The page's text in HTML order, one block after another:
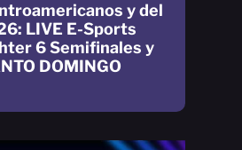
y del
LIVE E-Sports
6 Semifinales y
DOMINGO